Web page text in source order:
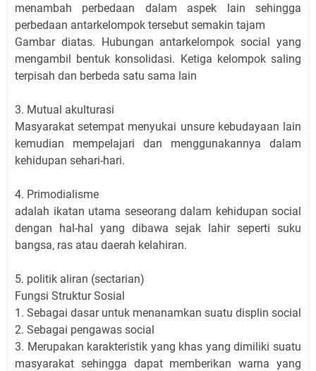
menambah perbedaan dalam aspek lain sehingga
perbedaan antarkelompok tersebut semakin tajam
Gambar diatas. Hubungan antarkelompok social yang
mengambil bentuk konsolidasi. Ketiga kelompok saling
terpisah dan berbeda satu sama lain
3. Mutual akulturasi
Masyarakat setempat menyukai unsure kebudayaan lain
kemudian mempelajari dan menggunakannya dalam
kehidupan sehari-hari.
4. Primodialisme
adalah ikatan utama seseorang dalam kehidupan social
dengan hal-hal yang dibawa sejak lahir seperti suku
bangsa, ras atau daerah kelahiran.
5. politik aliran (sectarian)
Fungsi Struktur Sosial
1. Sebagai dasar untuk menanamkan suatu displin social
2. Sebagai pengawas social
3. Merupakan karakteristik yang khas yang dimiliki suatu
masyarakat sehingga dapat memberikan warna yang